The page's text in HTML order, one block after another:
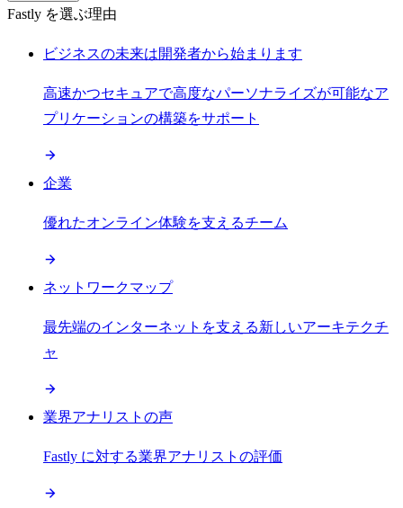
Fastly を選ぶ理由
ビジネスの未来は開発者から始まります
高速かつセキュアで高度なパーソナライズが可能なア
プリケーションの構築をサポート
企業
優れたオンライン体験を支えるチーム
ネットワークマップ
最先端のインターネットを支える新しいアーキテクチ
ャ
業界アナリストの声
Fastly に対する業界アナリストの評価